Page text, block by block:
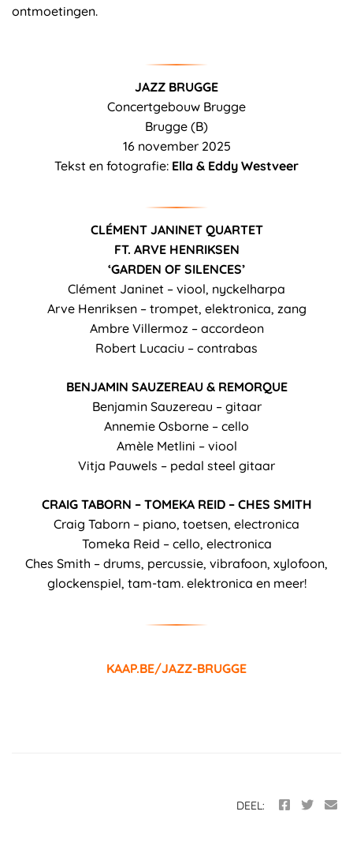
ontmoetingen.
JAZZ BRUGGE
Concertgebouw Brugge
Brugge (B)
16 november 2025
Tekst en fotografie: Ella & Eddy Westveer
CLÉMENT JANINET QUARTET
FT. ARVE HENRIKSEN
‘GARDEN OF SILENCES’
Clément Janinet – viool, nyckelharpa
Arve Henriksen – trompet, elektronica, zang
Ambre Villermoz – accordeon
Robert Lucaciu – contrabas
BENJAMIN SAUZEREAU & REMORQUE
Benjamin Sauzereau – gitaar
Annemie Osborne – cello
Amèle Metlini – viool
Vitja Pauwels – pedal steel gitaar
CRAIG TABORN – TOMEKA REID – CHES SMITH
Craig Taborn – piano, toetsen, electronica
Tomeka Reid – cello, electronica
Ches Smith – drums, percussie, vibrafoon, xylofoon,
glockenspiel, tam-tam. elektronica en meer!
KAAP.BE/JAZZ-BRUGGE
DEEL: